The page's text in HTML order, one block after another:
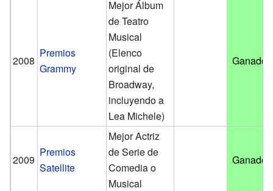
2008
Premios
Grammy
Mejor Álbum
de Teatro
Musical
(Elenco
original de
Broadway,
incluyendo a
Lea Michele)
2009
Premios
Satellite
Mejor Actriz
de Serie de
Comedia o
Musical